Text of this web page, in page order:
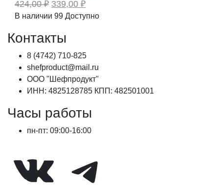
424,00₽ Первоначальная
цена
составляла
339,00 ₽Текущая
цена:
339,00 ₽.
В наличии 99 Доступно
Контакты
8 (4742) 710-825
shefproduct@mail.ru
ООО "Шефпродукт"
ИНН: 4825128785 КПП: 482501001
Часы работы
пн-пт: 09:00-16:00
ВКонтактеTelegram